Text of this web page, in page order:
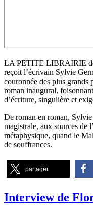
LA PETITE LIBRAIRIE
reçoit l’écrivain Sylvie
couronnée des plus
roman inaugural,
d’écriture, singulière et
De roman en roman,
magistrale, aux sources de
métaphysique, quand le
de souffrances.
partager
Interview de